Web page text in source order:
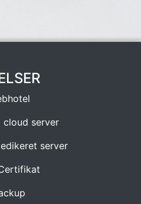
cloud server
server